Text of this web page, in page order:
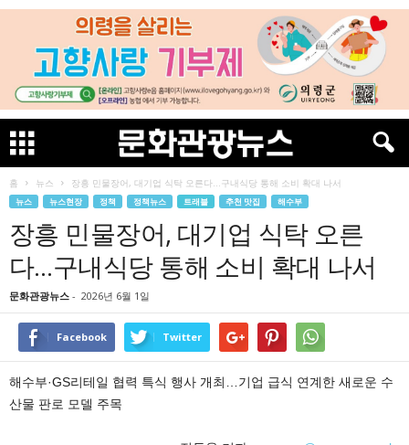
홈 뉴스 장흥 민물장어, 대기업 식탁 오른다…구내식당 통해 소비 확대 나서
뉴스 뉴스현장 정책 정책뉴스 트래블 추천 맛집 해수부
장흥 민물장어, 대기업 식탁 오른
다…구내식당 통해 소비 확대 나서
문화관광뉴스 - 2026년 6월 1일
Facebook Twitter
해수부·GS리테일 협력 특식 행사 개최…기업 급식 연계한 새로운 수
산물 판로 모델 주목